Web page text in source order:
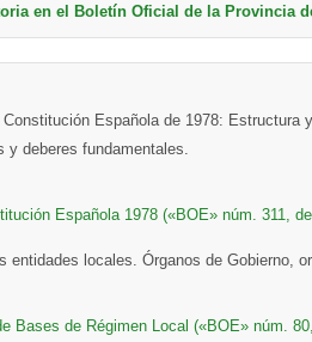
en el Boletín Oficial de la Provincia
Constitución Española de 1978:
y deberes fundamentales.
Española 1978 («BOE» núm. 311,
entidades locales. Órganos de Gobierno,
Bases de Régimen Local («BOE» núm.